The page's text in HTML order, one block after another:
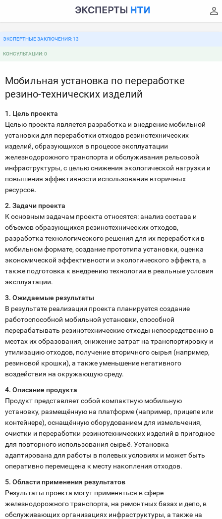
ЭКСПЕРТНЫЕ ЗАКЛЮЧЕНИЯ: 13
КОНСУЛЬТАЦИИ: 0
Мобильная установка по переработке
резино-технических изделий
1. Цель проекта
Целью проекта является разработка и внедрение мобильной
установки для переработки отходов резинотехнических
изделий, образующихся в процессе эксплуатации
железнодорожного транспорта и обслуживания рельсовой
инфраструктуры, с целью снижения экологической нагрузки и
повышения эффективности использования вторичных
ресурсов.
2. Задачи проекта
К основным задачам проекта относятся: анализ состава и
объемов образующихся резинотехнических отходов,
разработка технологического решения для их переработки в
мобильном формате, создание прототипа установки, оценка
экономической эффективности и экологического эффекта, а
также подготовка к внедрению технологии в реальные условия
эксплуатации.
3. Ожидаемые результаты
В результате реализации проекта планируется создание
работоспособной мобильной установки, способной
перерабатывать резинотехнические отходы непосредственно в
местах их образования, снижение затрат на транспортировку и
утилизацию отходов, получение вторичного сырья (например,
резиновой крошки), а также уменьшение негативного
воздействия на окружающую среду.
4. Описание продукта
Продукт представляет собой компактную мобильную
установку, размещённую на платформе (например, прицепе или
контейнере), оснащённую оборудованием для измельчения,
очистки и переработки резинотехнических изделий в пригодное
для повторного использования сырьё. Установка
адаптирована для работы в полевых условиях и может быть
оперативно перемещена к месту накопления отходов.
5. Области применения результатов
Результаты проекта могут применяться в сфере
железнодорожного транспорта, на ремонтных базах и депо, в
обслуживающих организациях инфраструктуры, а также на